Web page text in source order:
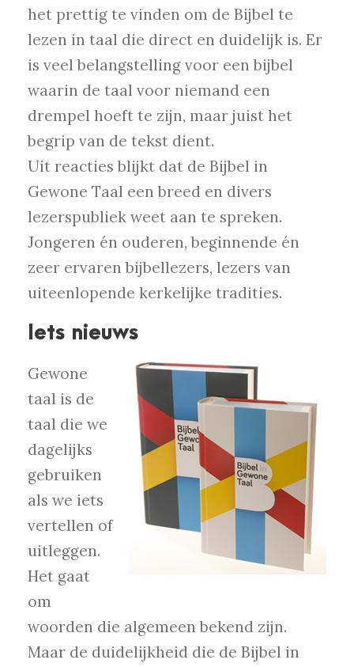
het prettig te vinden om de Bijbel te
lezen in taal die direct en duidelijk is. Er
is veel belangstelling voor een bijbel
waarin de taal voor niemand een
drempel hoeft te zijn, maar juist het
begrip van de tekst dient.
Uit reacties blijkt dat de Bijbel in
Gewone Taal een breed en divers
lezerspubliek weet aan te spreken.
Jongeren én ouderen, beginnende én
zeer ervaren bijbellezers, lezers van
uiteenlopende kerkelijke tradities.
Iets nieuws
Gewone
taal is de
taal die we
dagelijks
gebruiken
als we iets
vertellen of
uitleggen.
Het gaat
om
woorden die algemeen bekend zijn.
Maar de duidelijkheid die de Bijbel in